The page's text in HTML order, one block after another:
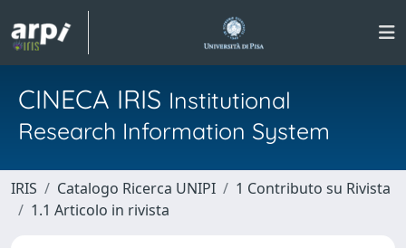
CINECA IRIS Institutional
Research Information System
IRIS Catalogo Ricerca UNIPI
1 Contributo su Rivista
1.1 Articolo in rivista